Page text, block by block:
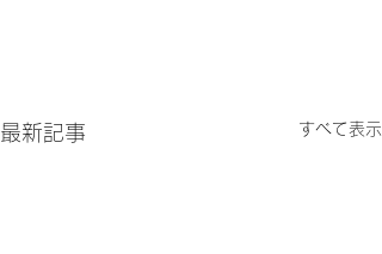
最新記事 すべて表示